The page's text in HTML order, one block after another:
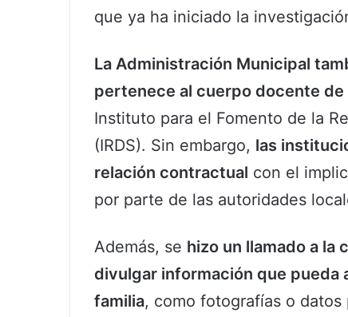
que ya ha iniciado la
La Administración Municipal
pertenece al cuerpo docente
Instituto para el Fomento de la
(IRDS). Sin embargo, las
relación contractual con el
por parte de las autoridades
Además, se hizo un llamado a la
divulgar información que pueda
familia, como fotografías o